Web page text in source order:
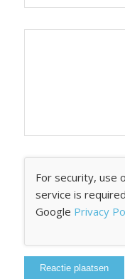
For security, use
service is
Google Privacy